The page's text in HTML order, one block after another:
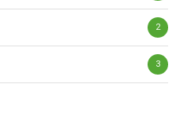
2
3